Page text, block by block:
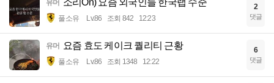
유머 소리On) 요즘 외국인들 한국랩 수준
풀소유 Lv.86 조회 842 12:23
2
댓글
유머 요즘 효도 케이크 퀄리티 근황
풀소유 Lv.86 조회 1348 12:22
6
댓글